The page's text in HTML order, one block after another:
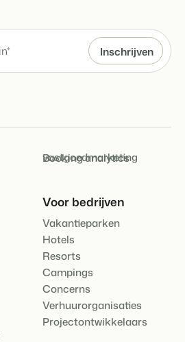
vastgoedmarketing
Booking analytics
Voor bedrijven
Vakantieparken
Hotels
Resorts
Campings
Concerns
Verhuurorganisaties
Projectontwikkelaars